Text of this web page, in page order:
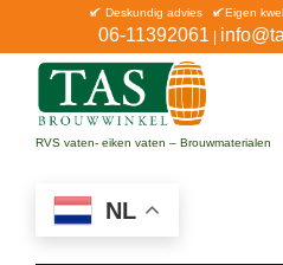
inhoud
06-11392061
Deskundig advies Eigen
Home
Catalogus
RVS vaten- eiken vaten – Brouwmaterialen
NL